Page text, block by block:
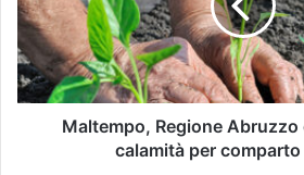
Maltempo, Regione
calamità per